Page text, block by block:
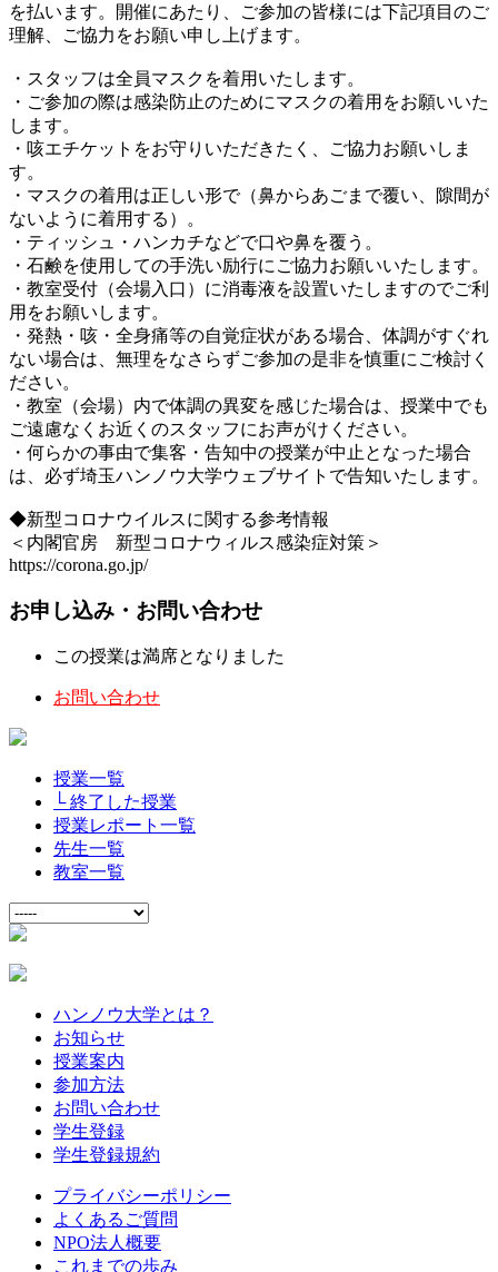
を払います。開催にあたり、ご参加の皆様には下記項目のご
理解、ご協力をお願い申し上げます。
・スタッフは全員マスクを着用いたします。
・ご参加の際は感染防止のためにマスクの着用をお願いいた
します。
・咳エチケットをお守りいただきたく、ご協力お願いしま
す。
・マスクの着用は正しい形で（鼻からあごまで覆い、隙間が
ないように着用する）。
・ティッシュ・ハンカチなどで口や鼻を覆う。
・石鹸を使用しての手洗い励行にご協力お願いいたします。
・教室受付（会場入口）に消毒液を設置いたしますのでご利
用をお願いします。
・発熱・咳・全身痛等の自覚症状がある場合、体調がすぐれ
ない場合は、無理をなさらずご参加の是非を慎重にご検討く
ださい。
・教室（会場）内で体調の異変を感じた場合は、授業中でも
ご遠慮なくお近くのスタッフにお声がけください。
・何らかの事由で集客・告知中の授業が中止となった場合
は、必ず埼玉ハンノウ大学ウェブサイトで告知いたします。
◆新型コロナウイルスに関する参考情報
＜内閣官房 新型コロナウィルス感染症対策＞
https://corona.go.jp/
お申し込み・お問い合わせ
この授業は満席となりました
お問い合わせ
授業一覧
└ 終了した授業
授業レポート一覧
先生一覧
教室一覧
ハンノウ大学とは？
お知らせ
授業案内
参加方法
お問い合わせ
学生登録
学生登録規約
プライバシーポリシー
よくあるご質問
NPO法人概要
これまでの歩み